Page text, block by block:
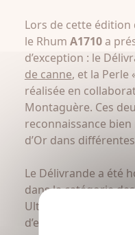
Lors de cette édition
le Rhum A1710a
d’exception : le
de canne, et la Perle
réalisée en
Montaguère. Ces
reconnaissance
d’Or dans
Le Délivrande a été
dans la catégorie
Ultra Premium,
d’excellence parmi